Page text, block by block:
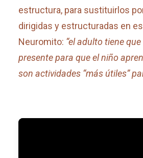
estructura, para sustituirlos
dirigidas y estructuradas en
Neuromito: “el adulto tiene
presente para que el niño
son actividades “más útiles”